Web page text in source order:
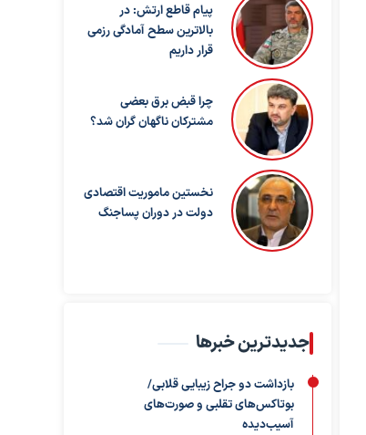
پیام قاطع ارتش: در
بالاترین سطح آمادگی رزمی
قرار داریم
چرا قبض برق بعضی
مشترکان ناگهان گران شد؟
نخستین ماموریت اقتصادی
دولت در دوران پساجنگ
جدیدترین خبرها
بازداشت دو جراح زیبایی قلابی/
بوتاکس‌های تقلبی و صورت‌های
آسیب‌دیده